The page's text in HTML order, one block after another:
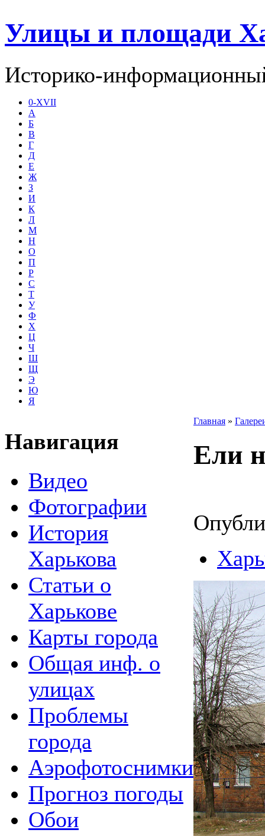
Улицы и площади
Историко-
0-XVII
А
Б
В
Г
Д
Е
Ж
З
И
К
Л
М
Н
О
П
Р
С
Т
У
Ф
Х
Ц
Ч
Ш
Щ
Э
Ю
Я
Навигация
Видео
Фотографии
История
Харькова
Статьи о
Харькове
Карты города
Общая инф. о
улицах
Проблемы
города
Аэрофотоснимки
Прогноз погоды
Обои
Главная »
Ели